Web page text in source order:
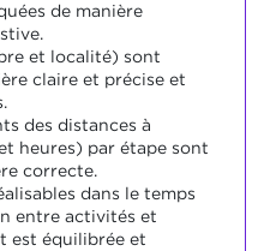
de manière
et localité) sont
claire et précise et
des distances à
heures) par étape sont
correcte.
dans le temps
entre activités et
est équilibrée et